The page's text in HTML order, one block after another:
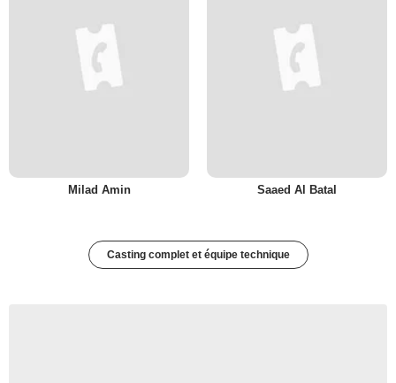
Milad Amin Saaed Al Batal
Casting complet et équipe technique